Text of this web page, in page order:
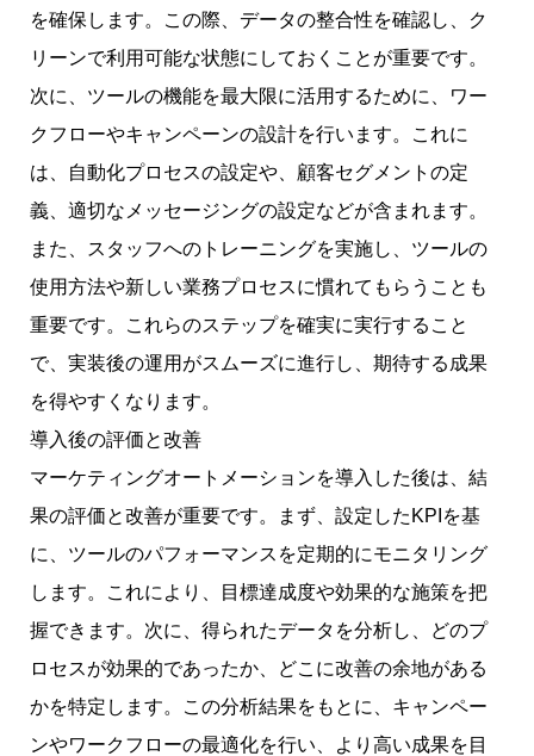
を確保します。この際、データの整合性を確認し、ク
リーンで利用可能な状態にしておくことが重要です。
次に、ツールの機能を最大限に活用するために、ワー
クフローやキャンペーンの設計を行います。これに
は、自動化プロセスの設定や、顧客セグメントの定
義、適切なメッセージングの設定などが含まれます。
また、スタッフへのトレーニングを実施し、ツールの
使用方法や新しい業務プロセスに慣れてもらうことも
重要です。これらのステップを確実に実行すること
で、実装後の運用がスムーズに進行し、期待する成果
を得やすくなります。
導入後の評価と改善
マーケティングオートメーションを導入した後は、結
果の評価と改善が重要です。まず、設定したKPIを基
に、ツールのパフォーマンスを定期的にモニタリング
します。これにより、目標達成度や効果的な施策を把
握できます。次に、得られたデータを分析し、どのプ
ロセスが効果的であったか、どこに改善の余地がある
かを特定します。この分析結果をもとに、キャンペー
ンやワークフローの最適化を行い、より高い成果を目